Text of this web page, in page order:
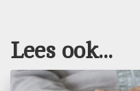
Lees ook...